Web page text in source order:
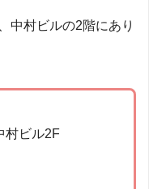
中村ビルの2階にあり
村ビル2F